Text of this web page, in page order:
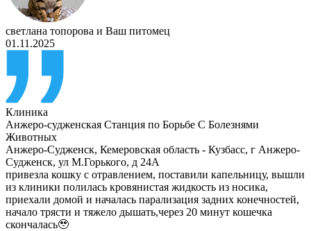
светлана топорова и Ваш питомец
01.11.2025
Клиника
Анжеро-судженская Станция по Борьбе С Болезнями
Животных
Анжеро-Судженск, Кемеровская область - Кузбасс, г Анжеро-
Судженск, ул М.Горького, д 24А
привезла кошку с отравлением, поставили капельницу, вышли
из клиники полилась кровянистая жидкость из носика,
приехали домой и началась парализация задних конечностей,
начало трясти и тяжело дышать,через 20 минут кошечка
скончалась🥹